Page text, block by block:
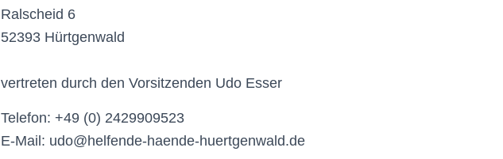
Ralscheid 6
52393 Hürtgenwald
vertreten durch den Vorsitzenden Udo Esser
Telefon: +49 (0) 2429909523
E-Mail: udo@helfende-haende-huertgenwald.de